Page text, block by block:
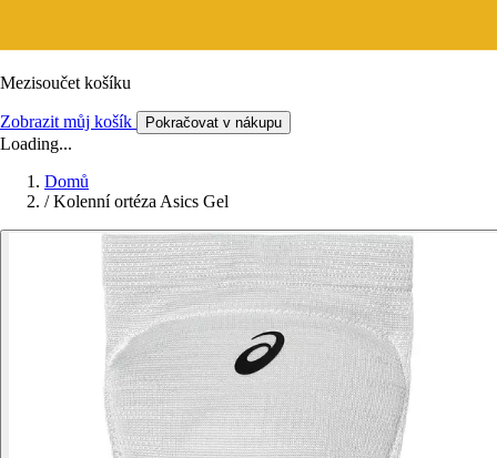
Mezisoučet košíku
Zobrazit můj košík Pokračovat v nákupu
Loading...
Domů
/ Kolenní ortéza Asics Gel